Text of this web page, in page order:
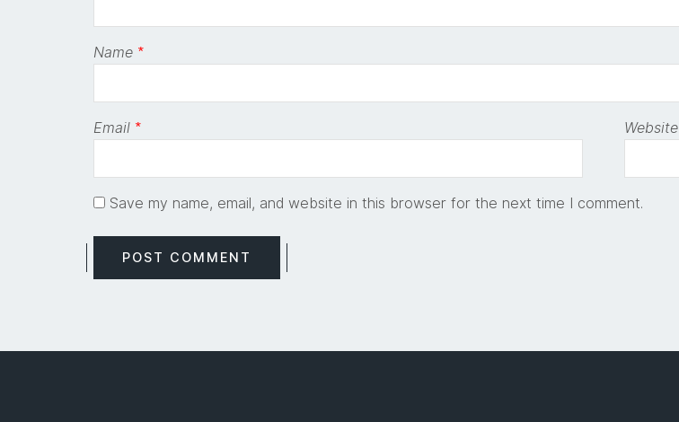
Name *
Email * Website
Save my name, email, and website in this browser for the next time I comment.